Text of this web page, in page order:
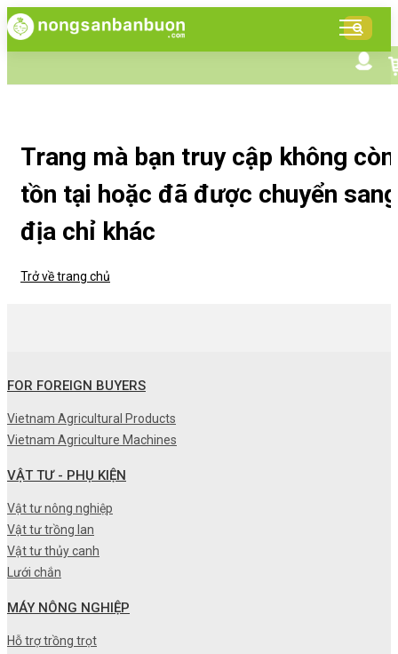
MỤC
Trang mà bạn truy cập không còn
tồn tại hoặc đã được chuyển sang
địa chỉ khác
Trở về trang chủ
FOR FOREIGN BUYERS
Vietnam Agricultural Products
Vietnam Agriculture Machines
VẬT TƯ - PHỤ KIỆN
Vật tư nông nghiệp
Vật tư trồng lan
Vật tư thủy canh
Lưới chắn
MÁY NÔNG NGHIỆP
Hỗ trợ trồng trọt